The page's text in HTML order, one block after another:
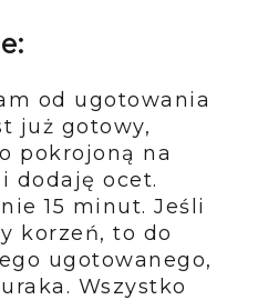
od ugotowania
już gotowy,
pokrojoną na
dodaję ocet.
15 minut. Jeśli
korzeń, to do
ugotowanego,
Wszystko